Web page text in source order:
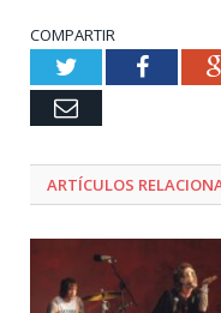
COMPARTIR
Twitter
Email
ARTÍCULOS